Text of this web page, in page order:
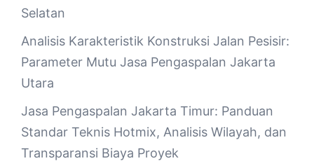
Selatan
Analisis Karakteristik Konstruksi Jalan Pesisir:
Parameter Mutu Jasa Pengaspalan Jakarta
Utara
Jasa Pengaspalan Jakarta Timur: Panduan
Standar Teknis Hotmix, Analisis Wilayah, dan
Transparansi Biaya Proyek